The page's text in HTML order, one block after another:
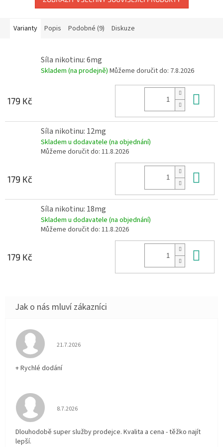
Varianty Popis Podobné (9) Diskuze
Síla nikotinu: 6mg
Skladem (na prodejně) Můžeme doručit do: 7.8.2026
179 Kč
Síla nikotinu: 12mg
Skladem u dodavatele (na objednání)
Můžeme doručit do: 11.8.2026
179 Kč
Síla nikotinu: 18mg
Skladem u dodavatele (na objednání)
Můžeme doručit do: 11.8.2026
179 Kč
Hodnocení obchodu je 5 z 5 hvězdiček.
21.7.2026
+ Rychlé dodání
Hodnocení obchodu je 5 z 5 hvězdiček.
8.7.2026
Dlouhodobě super služby prodejce. Kvalita a cena - těžko najít
lepší.